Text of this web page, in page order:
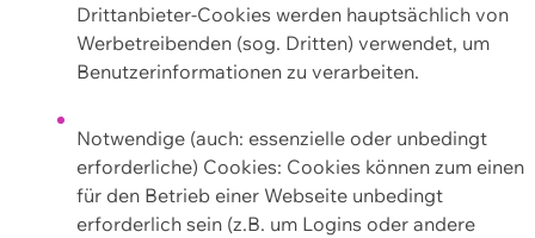
Drittanbieter-Cookies werden hauptsächlich von
Werbetreibenden (sog. Dritten) verwendet, um
Benutzerinformationen zu verarbeiten.
Notwendige (auch: essenzielle oder unbedingt
erforderliche) Cookies: Cookies können zum einen
für den Betrieb einer Webseite unbedingt
erforderlich sein (z.B. um Logins oder andere